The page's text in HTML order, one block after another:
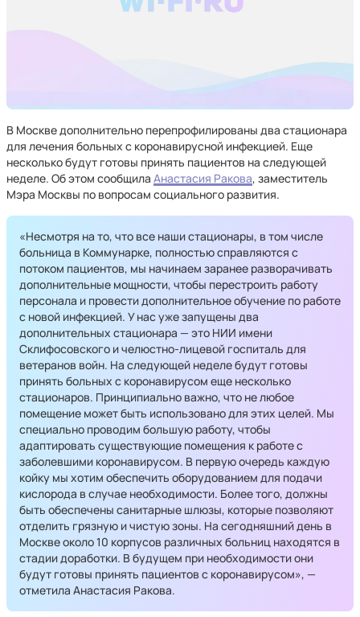
В Москве дополнительно перепрофилированы два стационара
для лечения больных с коронавирусной инфекцией. Еще
несколько будут готовы принять пациентов на следующей
неделе. Об этом сообщила Анастасия Ракова, заместитель
Мэра Москвы по вопросам социального развития.
«Несмотря на то, что все наши стационары, в том числе
больница в Коммунарке, полностью справляются с
потоком пациентов, мы начинаем заранее разворачивать
дополнительные мощности, чтобы перестроить работу
персонала и провести дополнительное обучение по работе
с новой инфекцией. У нас уже запущены два
дополнительных стационара — это НИИ имени
Склифосовского и челюстно-лицевой госпиталь для
ветеранов войн. На следующей неделе будут готовы
принять больных с коронавирусом еще несколько
стационаров. Принципиально важно, что не любое
помещение может быть использовано для этих целей. Мы
специально проводим большую работу, чтобы
адаптировать существующие помещения к работе с
заболевшими коронавирусом. В первую очередь каждую
койку мы хотим обеспечить оборудованием для подачи
кислорода в случае необходимости. Более того, должны
быть обеспечены санитарные шлюзы, которые позволяют
отделить грязную и чистую зоны. На сегодняшний день в
Москве около 10 корпусов различных больниц находятся в
стадии доработки. В будущем при необходимости они
будут готовы принять пациентов с коронавирусом», —
отметила Анастасия Ракова.